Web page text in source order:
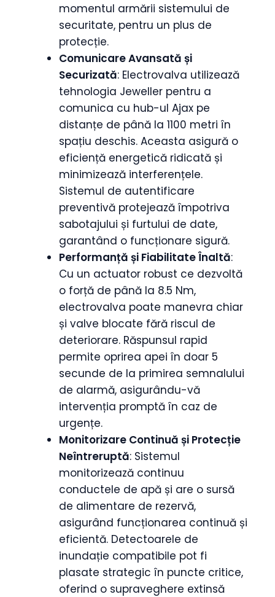
momentul armării sistemului de
securitate, pentru un plus de
protecție.
Comunicare Avansată și
Securizată: Electrovalva utilizează
tehnologia Jeweller pentru a
comunica cu hub-ul Ajax pe
distanțe de până la 1100 metri în
spațiu deschis. Aceasta asigură o
eficiență energetică ridicată și
minimizează interferențele.
Sistemul de autentificare
preventivă protejează împotriva
sabotajului și furtului de date,
garantând o funcționare sigură.
Performanță și Fiabilitate Înaltă:
Cu un actuator robust ce dezvoltă
o forță de până la 8.5 Nm,
electrovalva poate manevra chiar
și valve blocate fără riscul de
deteriorare. Răspunsul rapid
permite oprirea apei în doar 5
secunde de la primirea semnalului
de alarmă, asigurându-vă
intervenția promptă în caz de
urgențe.
Monitorizare Continuă și Protecție
Neîntreruptă: Sistemul
monitorizează continuu
conductele de apă și are o sursă
de alimentare de rezervă,
asigurând funcționarea continuă și
eficientă. Detectoarele de
inundație compatibile pot fi
plasate strategic în puncte critice,
oferind o supraveghere extinsă